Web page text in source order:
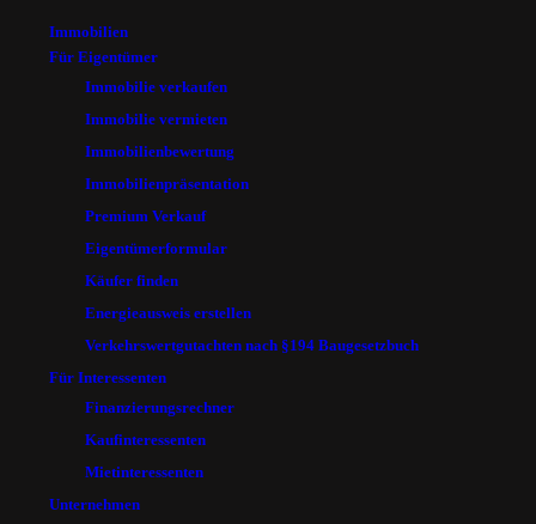
Immobilien
Für Eigentümer
Immobilie verkaufen
Immobilie vermieten
Immobilienbewertung
Immobilienpräsentation
Premium Verkauf
Eigentümerformular
Käufer finden
Energieausweis erstellen
Verkehrswertgutachten nach §194 Baugesetzbuch
Für Interessenten
Finanzierungsrechner
Kaufinteressenten
Mietinteressenten
Unternehmen